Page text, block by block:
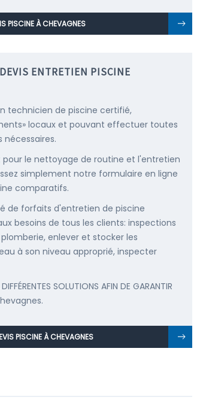
PISCINE À CHEVAGNES
ENTRETIEN PISCINE
technicien de piscine certifié,
locaux et pouvant effectuer toutes
nécessaires.
le nettoyage de routine et l'entretien
simplement notre formulaire en ligne
comparatifs.
de forfaits d'entretien de piscine
besoins de tous les clients: inspections
enlever et stocker les
à son niveau approprié, inspecter
SOLUTIONS AFIN DE GARANTIR
PISCINE À CHEVAGNES